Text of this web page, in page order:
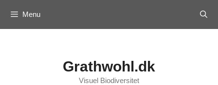
content
Menu
Grathwohl.dk
Visuel Biodiversitet